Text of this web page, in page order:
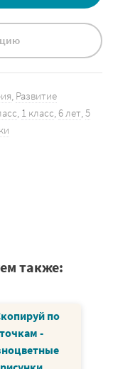
Развитие
1 класс 6 лет 5
также: